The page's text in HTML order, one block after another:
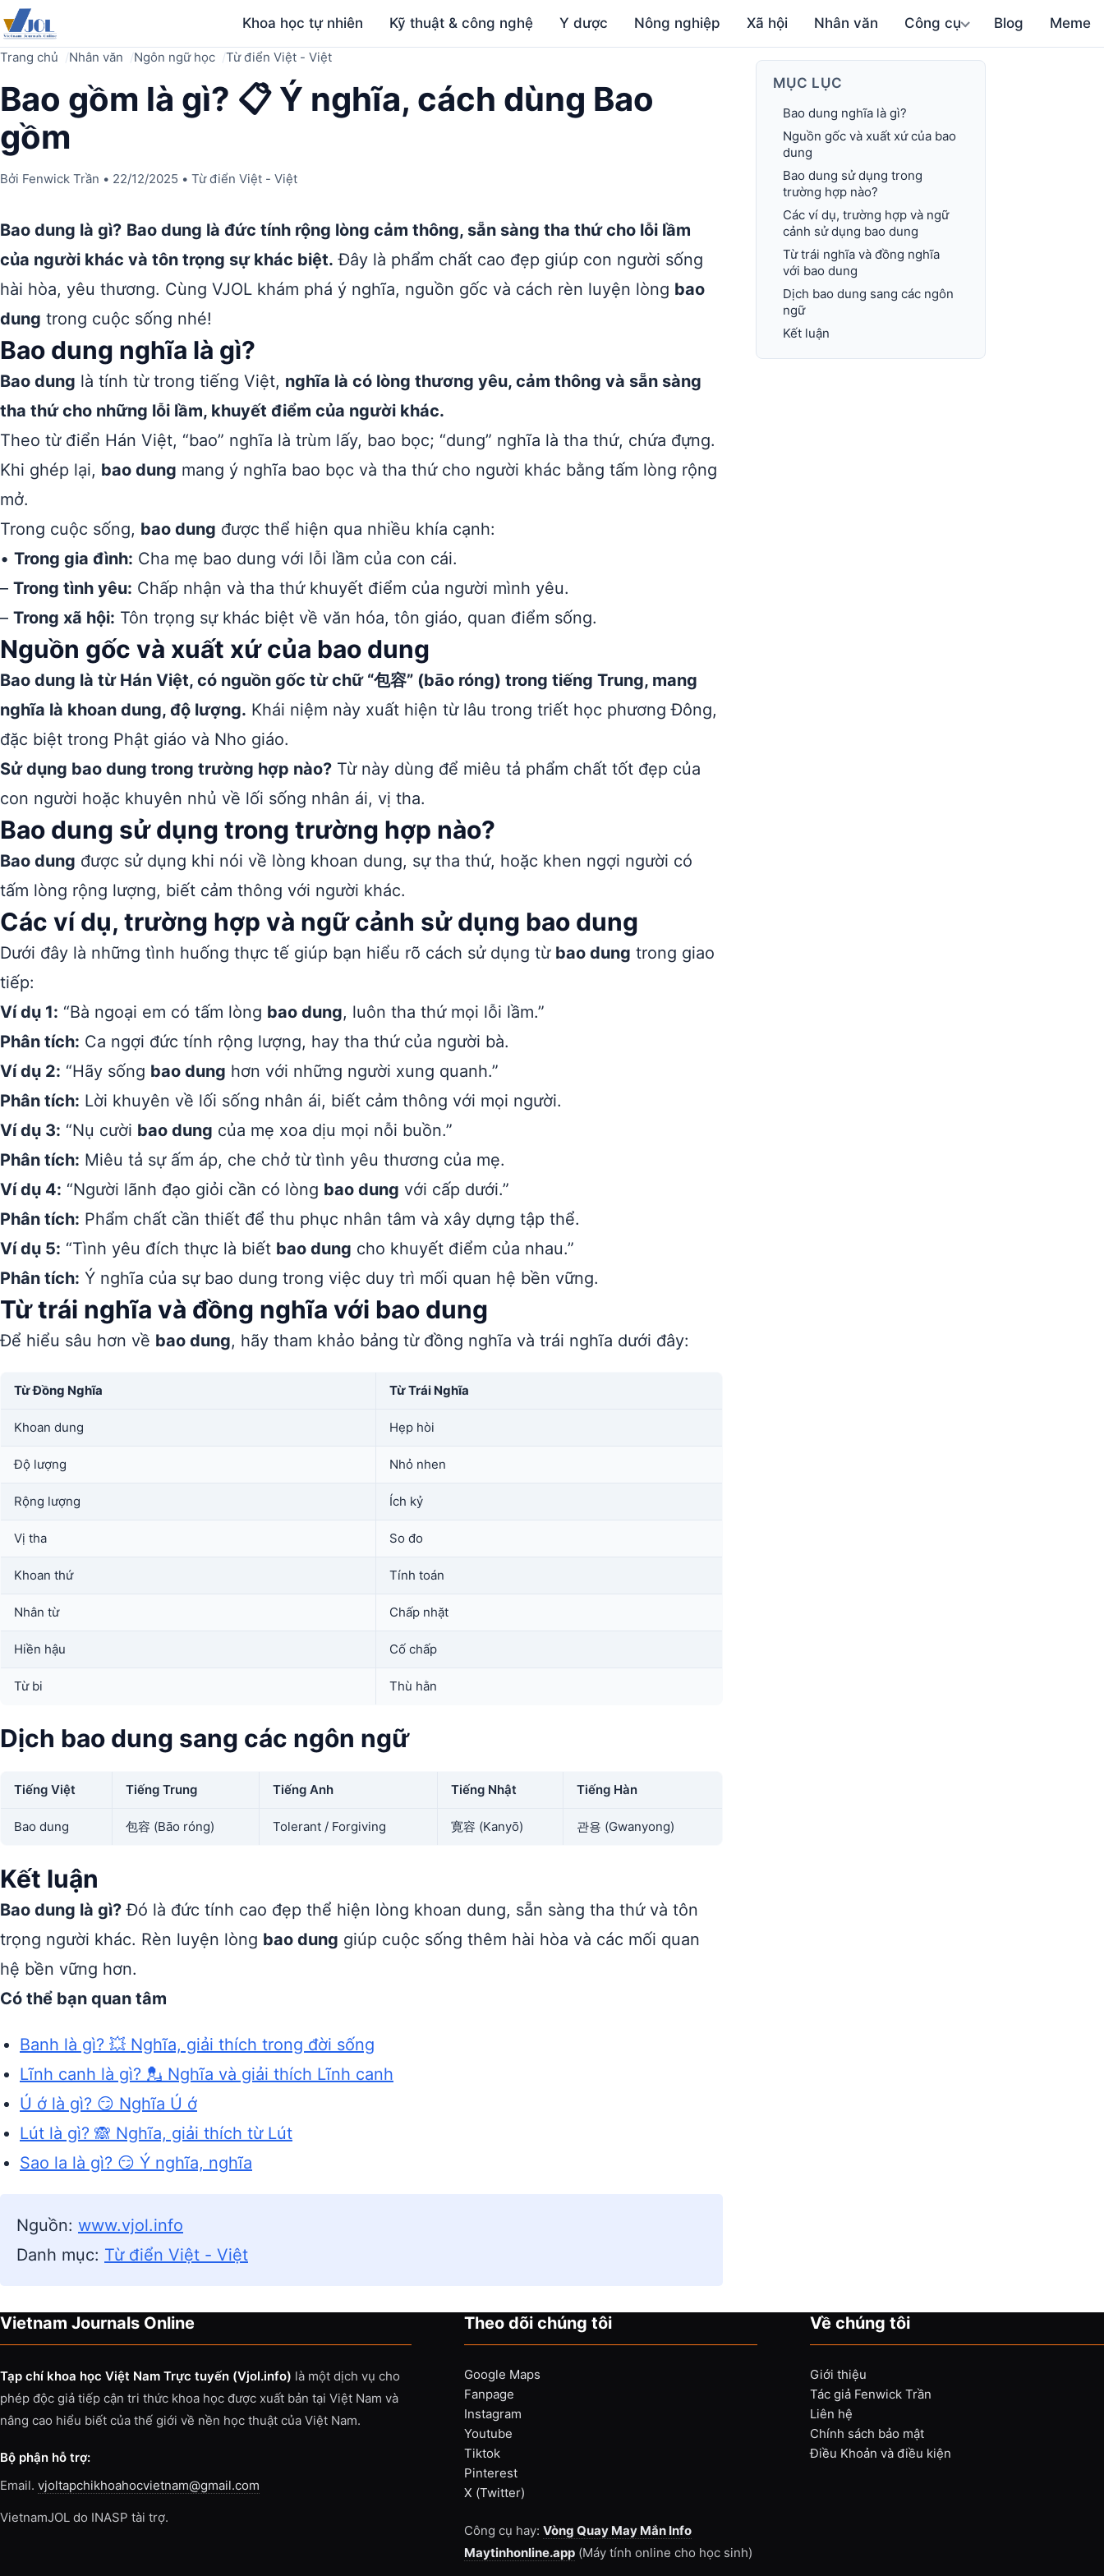
Khoa học tự nhiên Kỹ thuật & công nghệ Y dược Nông nghiệp Xã hội Nhân văn Công cụ Blog Meme
Trang chủ Nhân văn Ngôn ngữ học Từ điển Việt - Việt
Bao gồm là gì? 📋 Ý nghĩa, cách dùng Bao
gồm
Bởi Fenwick Trần • 22/12/2025 • Từ điển Việt - Việt
Bao dung là gì? Bao dung là đức tính rộng lòng cảm thông, sẵn sàng tha thứ cho lỗi lầm
của người khác và tôn trọng sự khác biệt. Đây là phẩm chất cao đẹp giúp con người sống
hài hòa, yêu thương. Cùng VJOL khám phá ý nghĩa, nguồn gốc và cách rèn luyện lòng bao
dung trong cuộc sống nhé!
Bao dung nghĩa là gì?
Bao dung là tính từ trong tiếng Việt, nghĩa là có lòng thương yêu, cảm thông và sẵn sàng
tha thứ cho những lỗi lầm, khuyết điểm của người khác.
Theo từ điển Hán Việt, “bao” nghĩa là trùm lấy, bao bọc; “dung” nghĩa là tha thứ, chứa đựng.
Khi ghép lại, bao dung mang ý nghĩa bao bọc và tha thứ cho người khác bằng tấm lòng rộng
mở.
Trong cuộc sống, bao dung được thể hiện qua nhiều khía cạnh:
• Trong gia đình: Cha mẹ bao dung với lỗi lầm của con cái.
– Trong tình yêu: Chấp nhận và tha thứ khuyết điểm của người mình yêu.
– Trong xã hội: Tôn trọng sự khác biệt về văn hóa, tôn giáo, quan điểm sống.
Nguồn gốc và xuất xứ của bao dung
Bao dung là từ Hán Việt, có nguồn gốc từ chữ “包容” (bāo róng) trong tiếng Trung, mang
nghĩa là khoan dung, độ lượng. Khái niệm này xuất hiện từ lâu trong triết học phương Đông,
đặc biệt trong Phật giáo và Nho giáo.
Sử dụng bao dung trong trường hợp nào? Từ này dùng để miêu tả phẩm chất tốt đẹp của
con người hoặc khuyên nhủ về lối sống nhân ái, vị tha.
Bao dung sử dụng trong trường hợp nào?
Bao dung được sử dụng khi nói về lòng khoan dung, sự tha thứ, hoặc khen ngợi người có
tấm lòng rộng lượng, biết cảm thông với người khác.
Các ví dụ, trường hợp và ngữ cảnh sử dụng bao dung
Dưới đây là những tình huống thực tế giúp bạn hiểu rõ cách sử dụng từ bao dung trong giao
tiếp:
Ví dụ 1: “Bà ngoại em có tấm lòng bao dung, luôn tha thứ mọi lỗi lầm.”
Phân tích: Ca ngợi đức tính rộng lượng, hay tha thứ của người bà.
Ví dụ 2: “Hãy sống bao dung hơn với những người xung quanh.”
Phân tích: Lời khuyên về lối sống nhân ái, biết cảm thông với mọi người.
Ví dụ 3: “Nụ cười bao dung của mẹ xoa dịu mọi nỗi buồn.”
Phân tích: Miêu tả sự ấm áp, che chở từ tình yêu thương của mẹ.
Ví dụ 4: “Người lãnh đạo giỏi cần có lòng bao dung với cấp dưới.”
Phân tích: Phẩm chất cần thiết để thu phục nhân tâm và xây dựng tập thể.
Ví dụ 5: “Tình yêu đích thực là biết bao dung cho khuyết điểm của nhau.”
Phân tích: Ý nghĩa của sự bao dung trong việc duy trì mối quan hệ bền vững.
Từ trái nghĩa và đồng nghĩa với bao dung
Để hiểu sâu hơn về bao dung, hãy tham khảo bảng từ đồng nghĩa và trái nghĩa dưới đây:
Từ Đồng Nghĩa Từ Trái Nghĩa
Khoan dung Hẹp hòi
Độ lượng Nhỏ nhen
Rộng lượng Ích kỷ
Vị tha So đo
Khoan thứ Tính toán
Nhân từ Chấp nhặt
Hiền hậu Cố chấp
Từ bi Thù hằn
Dịch bao dung sang các ngôn ngữ
Tiếng Việt Tiếng Trung Tiếng Anh Tiếng Nhật Tiếng Hàn
Bao dung 包容 (Bāo róng) Tolerant / Forgiving 寛容 (Kanyō) 관용 (Gwanyong)
Kết luận
Bao dung là gì? Đó là đức tính cao đẹp thể hiện lòng khoan dung, sẵn sàng tha thứ và tôn
trọng người khác. Rèn luyện lòng bao dung giúp cuộc sống thêm hài hòa và các mối quan
hệ bền vững hơn.
Có thể bạn quan tâm
Banh là gì? 💥 Nghĩa, giải thích trong đời sống
Lĩnh canh là gì? 💂 Nghĩa và giải thích Lĩnh canh
Ú ớ là gì? 😏 Nghĩa Ú ớ
Lút là gì? 🙈 Nghĩa, giải thích từ Lút
Sao la là gì? 😏 Ý nghĩa, nghĩa
Nguồn: www.vjol.info
Danh mục: Từ điển Việt - Việt
MỤC LỤC
Bao dung nghĩa là gì?
Nguồn gốc và xuất xứ của bao
dung
Bao dung sử dụng trong
trường hợp nào?
Các ví dụ, trường hợp và ngữ
cảnh sử dụng bao dung
Từ trái nghĩa và đồng nghĩa
với bao dung
Dịch bao dung sang các ngôn
ngữ
Kết luận
Vietnam Journals Online
Tạp chí khoa học Việt Nam Trực tuyến (Vjol.info) là một dịch vụ cho
phép độc giả tiếp cận tri thức khoa học được xuất bản tại Việt Nam và
nâng cao hiểu biết của thế giới về nền học thuật của Việt Nam.
Bộ phận hỗ trợ:
Email. vjoltapchikhoahocvietnam@gmail.com
VietnamJOL do INASP tài trợ.
Theo dõi chúng tôi
Google Maps
Fanpage
Instagram
Youtube
Tiktok
Pinterest
X (Twitter)
Công cụ hay: Vòng Quay May Mắn Info
Maytinhonline.app(Máy tính online cho học sinh)
Về chúng tôi
Giới thiệu
Tác giả Fenwick Trần
Liên hệ
Chính sách bảo mật
Điều Khoản và điều kiện